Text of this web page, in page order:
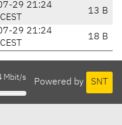
29 21:24
CEST
13 B
29 21:24
CEST
18 B
Powered by SNT
Mbit/s